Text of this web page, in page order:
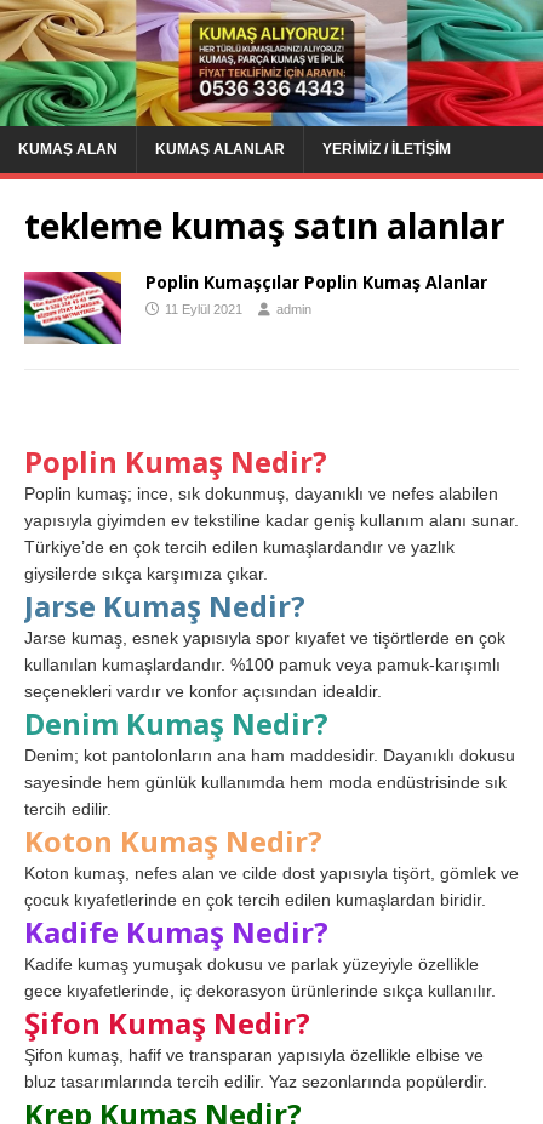
KUMAŞ ALAN KUMAŞ ALANLAR YERIMIZ / İLETIŞIM
tekleme kumaş satın alanlar
Poplin Kumaşçılar Poplin Kumaş Alanlar
11 Eylül 2021 admin
Poplin Kumaş Nedir?
Poplin kumaş; ince, sık dokunmuş, dayanıklı ve nefes alabilen
yapısıyla giyimden ev tekstiline kadar geniş kullanım alanı sunar.
Türkiye’de en çok tercih edilen kumaşlardandır ve yazlık
giysilerde sıkça karşımıza çıkar.
Jarse Kumaş Nedir?
Jarse kumaş, esnek yapısıyla spor kıyafet ve tişörtlerde en çok
kullanılan kumaşlardandır. %100 pamuk veya pamuk-karışımlı
seçenekleri vardır ve konfor açısından idealdir.
Denim Kumaş Nedir?
Denim; kot pantolonların ana ham maddesidir. Dayanıklı dokusu
sayesinde hem günlük kullanımda hem moda endüstrisinde sık
tercih edilir.
Koton Kumaş Nedir?
Koton kumaş, nefes alan ve cilde dost yapısıyla tişört, gömlek ve
çocuk kıyafetlerinde en çok tercih edilen kumaşlardan biridir.
Kadife Kumaş Nedir?
Kadife kumaş yumuşak dokusu ve parlak yüzeyiyle özellikle
gece kıyafetlerinde, iç dekorasyon ürünlerinde sıkça kullanılır.
Şifon Kumaş Nedir?
Şifon kumaş, hafif ve transparan yapısıyla özellikle elbise ve
bluz tasarımlarında tercih edilir. Yaz sezonlarında popülerdir.
Krep Kumaş Nedir?